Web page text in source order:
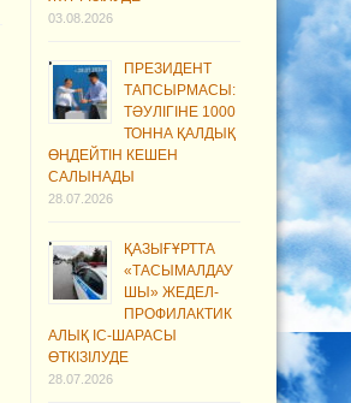
03.08.2026
ПРЕЗИДЕНТ
ТАПСЫРМАСЫ:
ТӘУЛІГІНЕ 1000
ТОННА ҚАЛДЫҚ
ӨҢДЕЙТІН КЕШЕН
САЛЫНАДЫ
28.07.2026
ҚАЗЫҒҰРТТА
«ТАСЫМАЛДАУ
ШЫ» ЖЕДЕЛ-
ПРОФИЛАКТИК
АЛЫҚ ІС-ШАРАСЫ
ӨТКІЗІЛУДЕ
28.07.2026